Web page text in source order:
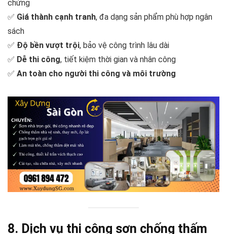
chứng
✅ Giá thành cạnh tranh, đa dạng sản phẩm phù hợp ngân
sách
✅ Độ bền vượt trội, bảo vệ công trình lâu dài
✅ Dễ thi công, tiết kiệm thời gian và nhân công
✅ An toàn cho người thi công và môi trường
8. Dịch vụ thi công sơn chống thấm